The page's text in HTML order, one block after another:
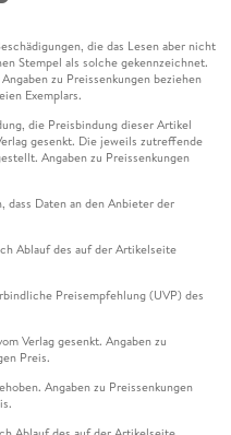
die das Lesen aber nicht
Stempel als solche gekennzeichnet.
zu Preissenkungen beziehen
Exemplars.
die Preisbindung dieser Artikel
gesenkt. Die jeweils zutreffende
Angaben zu Preissenkungen
Daten an den Anbieter der
Ablauf des auf der Artikelseite
Preisempfehlung (UVP) des
Verlag gesenkt. Angaben zu
Preis.
Angaben zu Preissenkungen